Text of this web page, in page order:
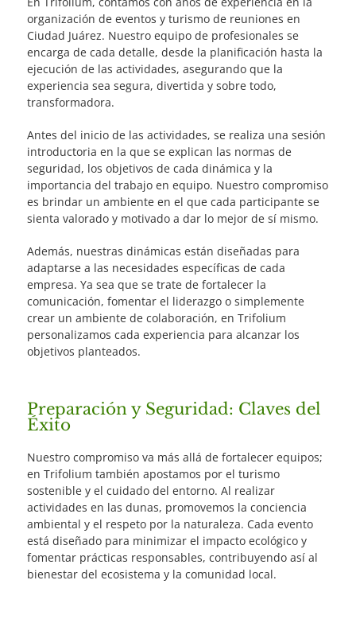
organización de eventos y turismo de reuniones en
Ciudad Juárez. Nuestro equipo de profesionales se
encarga de cada detalle, desde la planificación hasta la
ejecución de las actividades, asegurando que la
experiencia sea segura, divertida y sobre todo,
transformadora.
Antes del inicio de las actividades, se realiza una sesión
introductoria en la que se explican las normas de
seguridad, los objetivos de cada dinámica y la
importancia del trabajo en equipo. Nuestro compromiso
es brindar un ambiente en el que cada participante se
sienta valorado y motivado a dar lo mejor de sí mismo.
Además, nuestras dinámicas están diseñadas para
adaptarse a las necesidades específicas de cada
empresa. Ya sea que se trate de fortalecer la
comunicación, fomentar el liderazgo o simplemente
crear un ambiente de colaboración, en Trifolium
personalizamos cada experiencia para alcanzar los
objetivos planteados.
Preparación y Seguridad: Claves del
Éxito
Nuestro compromiso va más allá de fortalecer equipos;
en Trifolium también apostamos por el turismo
sostenible y el cuidado del entorno. Al realizar
actividades en las dunas, promovemos la conciencia
ambiental y el respeto por la naturaleza. Cada evento
está diseñado para minimizar el impacto ecológico y
fomentar prácticas responsables, contribuyendo así al
bienestar del ecosistema y la comunidad local.